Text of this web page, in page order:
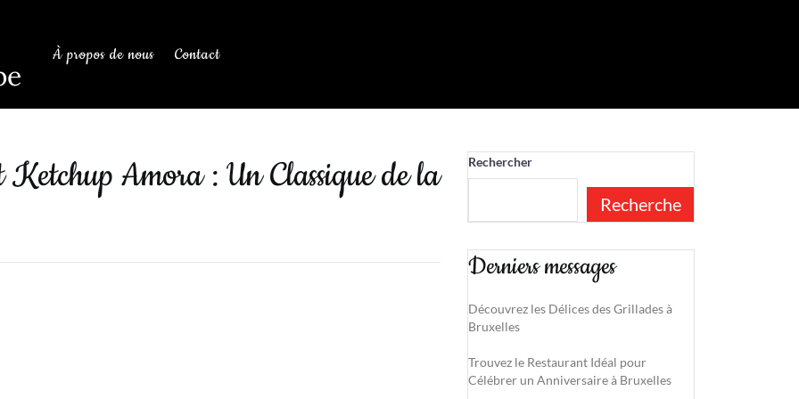
À propos de nous Contact
Amora : Un Classique de la
Rechercher
Recherche
Derniers messages
Découvrez les Délices des Grillades à
Bruxelles
Trouvez le Restaurant Idéal pour
Célébrer un Anniversaire à Bruxelles